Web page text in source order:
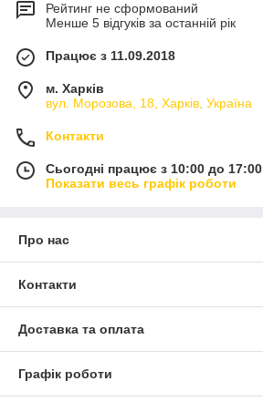
Рейтинг не сформований
Менше 5 відгуків за останній рік
Працює з 11.09.2018
м. Харків
вул. Морозова, 18, Харків, Україна
Контакти
Сьогодні працює з 10:00 до 17:00
Показати весь графік роботи
Про нас
Контакти
Доставка та оплата
Графік роботи